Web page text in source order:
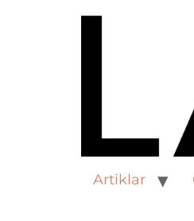
Artiklar